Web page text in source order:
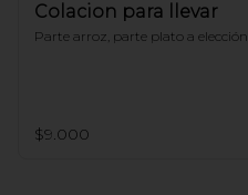
Colacion para llevar
Parte arroz, parte plato a elección
$9.000